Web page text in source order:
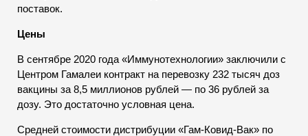
поставок.
Цены
В сентябре 2020 года «Иммунотехнологии» заключили с
Центром Гамалеи контракт на перевозку 232 тысяч доз
вакцины за 8,5 миллионов рублей — по 36 рублей за
дозу. Это достаточно условная цена.
Средней стоимости дистрибуции «Гам-Ковид-Вак» по